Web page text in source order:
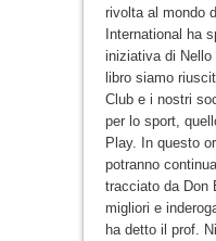
rivolta al mondo
International ha
iniziativa di
libro siamo
Club e i nostri
per lo sport,
Play. In questo
potranno
tracciato da Don
migliori e
ha detto il prof.